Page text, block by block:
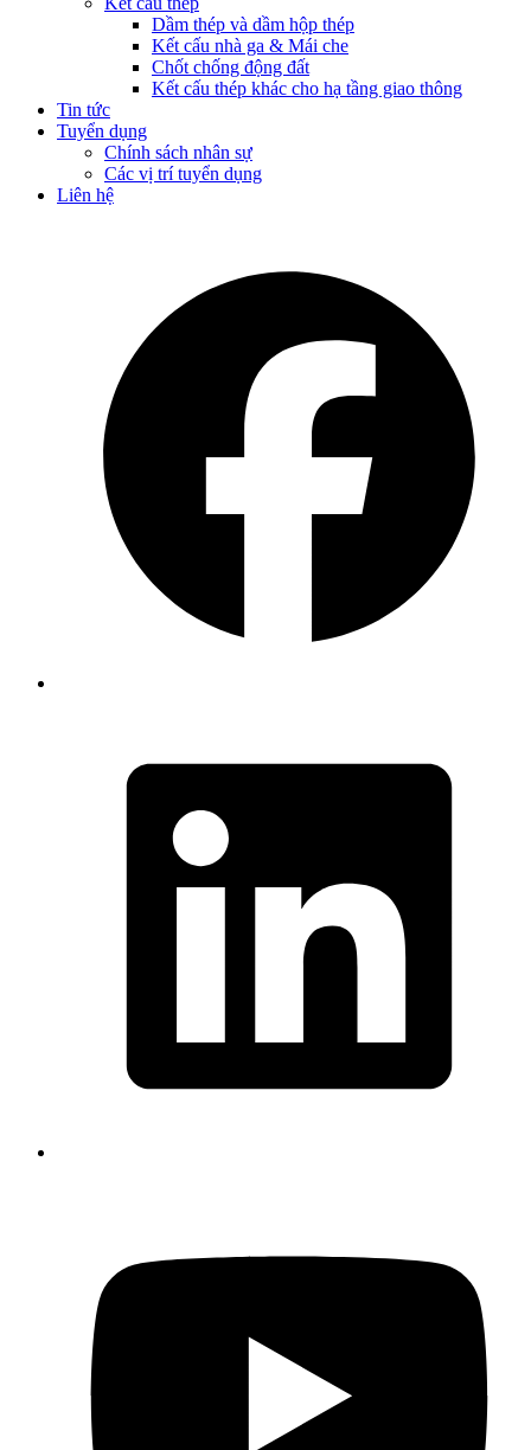
Dầm thép và dầm hộp thép
Kết cấu nhà ga & Mái che
Chốt chống động đất
Kết cấu thép khác cho hạ tầng giao thông
Tin tức
Tuyển dụng
Chính sách nhân sự
Các vị trí tuyển dụng
Liên hệ